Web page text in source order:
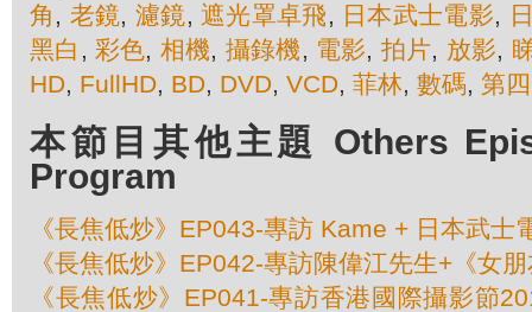
角 , 老鏡, 濾鏡, 遮光罩卓飛, 日本武士電影,
黑白 , 彩色, 相機, 攝錄機, 電影, 拍片, 放影,
HD, FullHD, BD, DVD, VCD, 菲林, 數碼, 第
本節目其他主題 Others
Program
《長焦低炒》EP043-專訪 Kame + 日本武士
《長焦低炒》EP042-專訪陳偉江先生+《女
《長焦低炒》EP041-專訪香港國際攝影節